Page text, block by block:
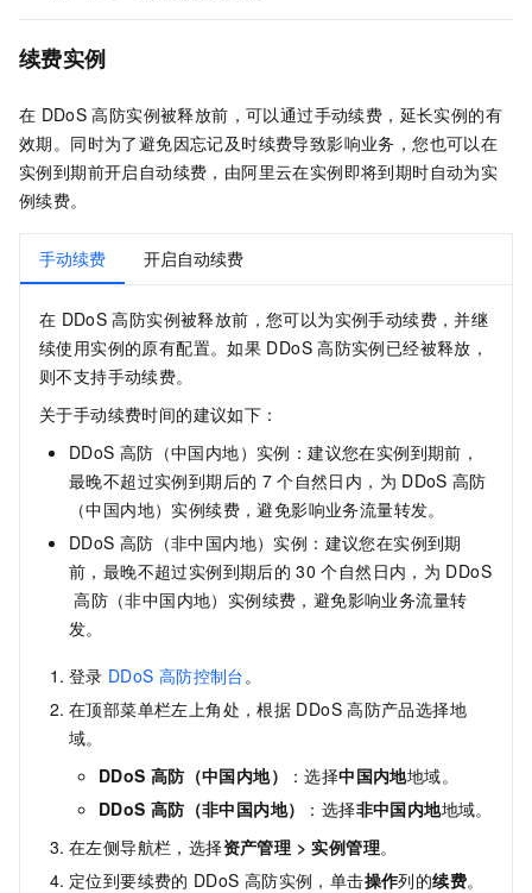
续费实例
在 DDoS 高防实例被释放前，可以通过手动续费，延长实例的有
效期。同时为了避免因忘记及时续费导致影响业务，您也可以在
实例到期前开启自动续费，由阿里云在实例即将到期时自动为实
例续费。
手动续费 开启自动续费
在 DDoS 高防实例被释放前，您可以为实例手动续费，并继
续使用实例的原有配置。如果 DDoS 高防实例已经被释放，
则不支持手动续费。
关于手动续费时间的建议如下：
DDoS 高防（中国内地）实例：建议您在实例到期前，
最晚不超过实例到期后的 7 个自然日内，为 DDoS 高防
（中国内地）实例续费，避免影响业务流量转发。
DDoS 高防（非中国内地）实例：建议您在实例到期
前，最晚不超过实例到期后的 30 个自然日内，为 DDoS
高防（非中国内地）实例续费，避免影响业务流量转
发。
登录 DDoS 高防控制台 。
在顶部菜单栏左上角处，根据 DDoS 高防产品选择地
域。
DDoS 高防（中国内地） ：选择中国内地地域。
DDoS 高防（非中国内地） ：选择非中国内地地域。
在左侧导航栏，选择资产管理 >实例管理。
定位到要续费的 DDoS 高防实例，单击操作列的续费。